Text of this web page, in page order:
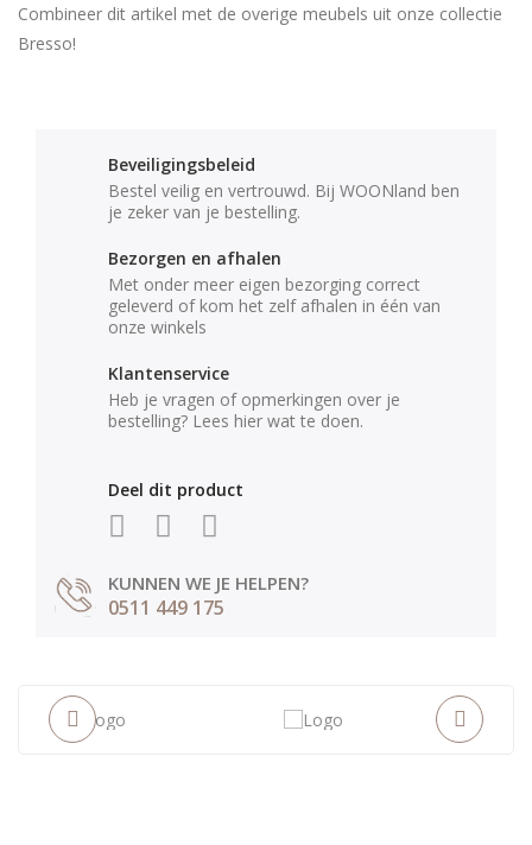
Combineer dit artikel met de overige meubels uit onze collectie
Bresso!
Beveiligingsbeleid
Bestel veilig en vertrouwd. Bij WOONland ben
je zeker van je bestelling.
Bezorgen en afhalen
Met onder meer eigen bezorging correct
geleverd of kom het zelf afhalen in één van
onze winkels
Klantenservice
Heb je vragen of opmerkingen over je
bestelling? Lees hier wat te doen.
Deel dit product
KUNNEN WE JE HELPEN?
0511 449 175